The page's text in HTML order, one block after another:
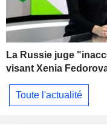
La Russie juge
visant Xenia
Toute l'actualité